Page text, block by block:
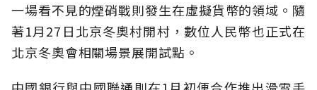
一場看不見的煙硝戰則發生在虛擬貨幣的領域。隨
著1月27日北京冬奧村開村，數位人民幣也正式在
北京冬奧會相關場景展開試點。